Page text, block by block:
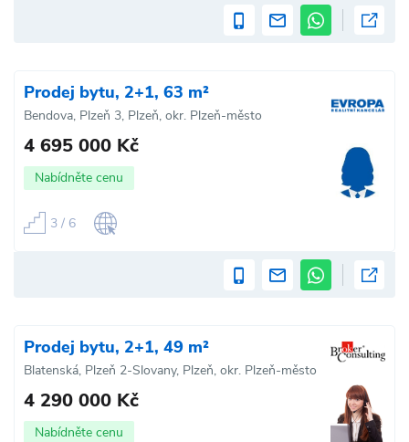
Prodej bytu, 2+1, 63 m²
Bendova, Plzeň 3, Plzeň, okr. Plzeň-město
4 695 000 Kč
Nabídněte cenu
3 / 6
Prodej bytu, 2+1, 49 m²
Blatenská, Plzeň 2-Slovany, Plzeň, okr. Plzeň-město
4 290 000 Kč
Nabídněte cenu